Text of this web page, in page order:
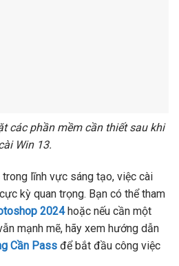
các phần mềm cần thiết sau khi
Win 13.
lĩnh vực sáng tạo, việc cài
kỳ quan trọng. Bạn có thể tham
2024hoặc nếu cần một
mạnh mẽ, hãy xem hướng dẫn
Cần Pass để bắt đầu công việc